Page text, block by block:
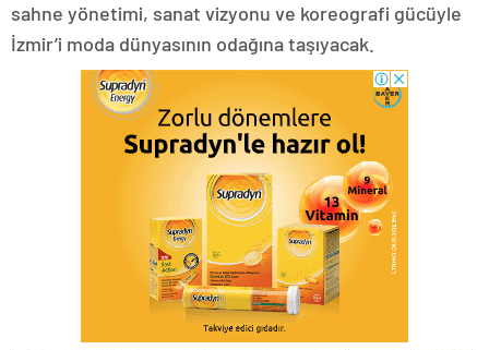
sahne yönetimi, sanat vizyonu ve koreografi gücüyle
İzmir’i moda dünyasının odağına taşıyacak.